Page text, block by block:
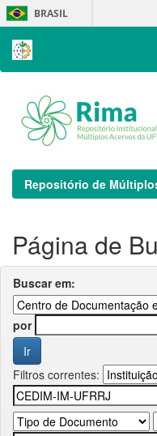
Skip
navigation
BRASIL
Repositório de
Página de
Buscar em:
por
Filtros correntes: